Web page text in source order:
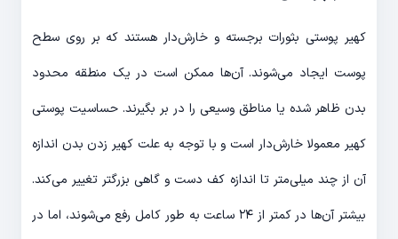
کهیر پوستی بثورات برجسته و خارش‌دار هستند که بر روی سطح
پوست ایجاد می‌شوند. آن‌ها ممکن است در یک منطقه محدود
بدن ظاهر شده یا مناطق وسیعی را در بر بگیرند. حساسیت پوستی
کهیر معمولا خارش‌دار است و با توجه به علت کهیر زدن بدن اندازه
آن از چند میلی‌متر تا اندازه کف دست و گاهی بزرگتر تغییر می‌کند.
بیشتر آن‌ها در کمتر از ۲۴ ساعت به طور کامل رفع می‌شوند، اما در